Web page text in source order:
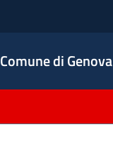
Comune di Genova